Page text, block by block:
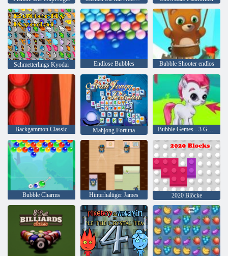
Schmetterlings Kyodai Endlose Bubbles Bubble Shooter endlos
Backgammon Classic Mahjong Fortuna Bubble Gemes - 3 Gewinnt
Bubble Charms Hinterhältiger James 2020 Blöcke